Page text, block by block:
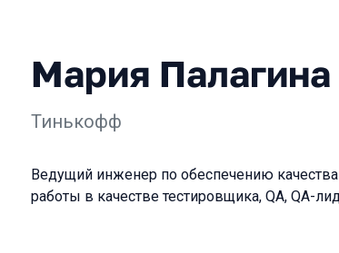
Мария Палагина
Тинькофф
Ведущий инженер по обеспечению
работы в качестве тестировщика, QA, QA-